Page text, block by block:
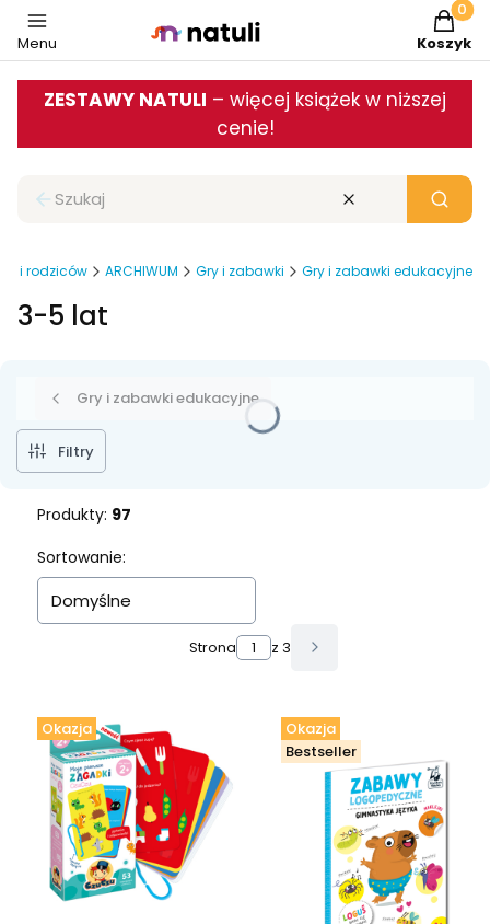
Menu Koszyk
ZESTAWY NATULI – więcej książek w niższej
cenie!
Zamknij wyszukiwarkę Wyczyść Szukaj
i rodziców ARCHIWUM Gry i zabawki Gry i zabawki edukacyjne
3-5 lat
Gry i zabawki edukacyjne
Filtry
Produkty: 97
Lista produktów
Sortowanie:
Domyślne
Strona z 3 Następne produkty
Okazja
Okazja
Bestseller